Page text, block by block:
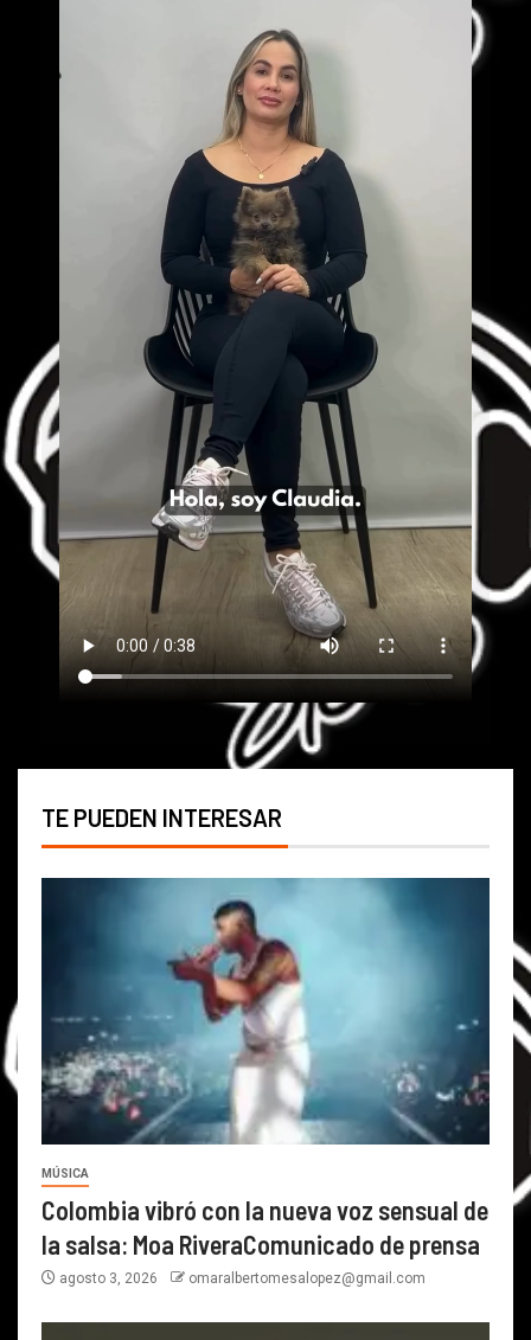
TE PUEDEN INTERESAR
MÚSICA
Colombia vibró con la nueva voz sensual de
la salsa: Moa RiveraComunicado de prensa
agosto 3, 2026 omaralbertomesalopez@gmail.com